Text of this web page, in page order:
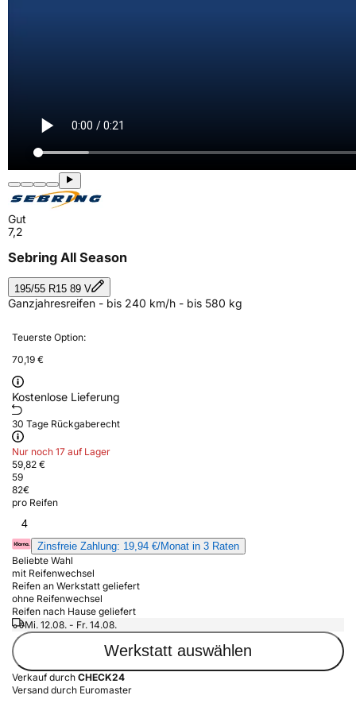
Gut
7,2
Sebring All Season
195/55 R15 89 V
Ganzjahresreifen - bis 240 km/h - bis 580 kg
Teuerste Option:
70,19 €
Kostenlose Lieferung
30 Tage Rückgaberecht
Nur noch 17 auf Lager
59,82 €
59
82€
pro Reifen
4
Zinsfreie Zahlung: 19,94 €/Monat in 3 Raten
Beliebte Wahl
mit Reifenwechsel
Reifen an Werkstatt geliefert
ohne Reifenwechsel
Reifen nach Hause geliefert
Mi. 12.08. - Fr. 14.08.
Werkstatt auswählen
Verkauf durch CHECK24
Versand durch Euromaster